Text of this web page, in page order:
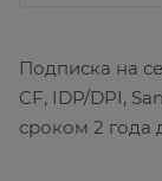
Подписка на
CF, IDP/DPI,
сроком 2 года